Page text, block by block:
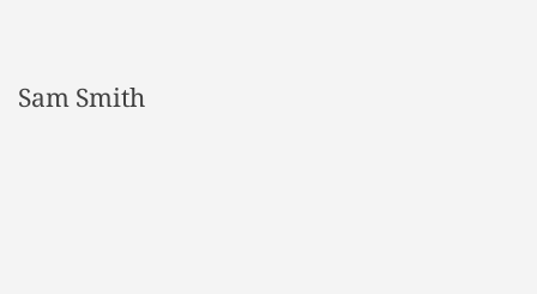
Sam Smith